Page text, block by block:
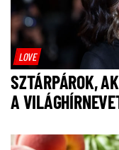
LOVE
SZTÁRPÁROK,
A